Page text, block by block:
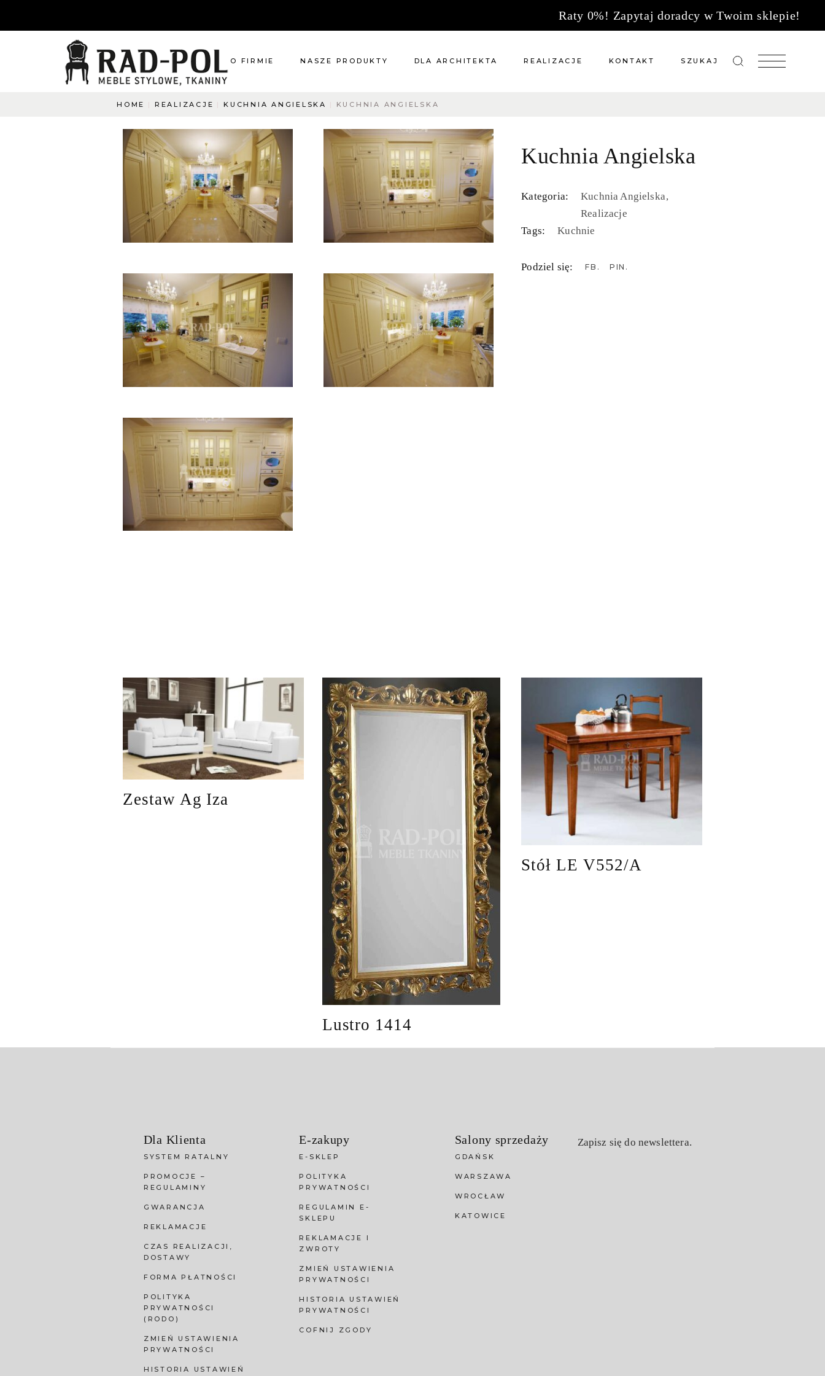
Raty 0%! Zapytaj doradcy w Twoim sklepie!
O FIRMIE
Blog
Aktualności
O co pytacie?
Napisz do nas
NASZE PRODUKTY
Pomieszczenia
Renowacje
Kuchnie
Dodatki
Tkaniny
DLA ARCHITEKTA REALIZACJE KONTAKT
Kuchnie
SZUKAJ
HOME REALIZACJE KUCHNIA ANGIELSKA KUCHNIA ANGIELSKA
Kuchnia Angielska
Kategoria:
Kuchnia Angielska
Realizacje
Tags:
Kuchnie
Podziel się: FB PIN
Zestaw Ag Iza
Lustro 1414
Stół LE V552/A
Dla Klienta
SYSTEM RATALNY
PROMOCJE –
REGULAMINY
GWARANCJA
REKLAMACJE
CZAS REALIZACJI,
DOSTAWY
FORMA PŁATNOŚCI
POLITYKA
PRYWATNOŚCI
(RODO)
ZMIEŃ USTAWIENIA
PRYWATNOŚCI
HISTORIA USTAWIEŃ
E-zakupy
E-SKLEP
POLITYKA
PRYWATNOŚCI
REGULAMIN E-
SKLEPU
REKLAMACJE I
ZWROTY
ZMIEŃ USTAWIENIA
PRYWATNOŚCI
HISTORIA USTAWIEŃ
PRYWATNOŚCI
COFNIJ ZGODY
Salony sprzedaży
GDAŃSK
WARSZAWA
WROCŁAW
KATOWICE
Zapisz się do newslettera.